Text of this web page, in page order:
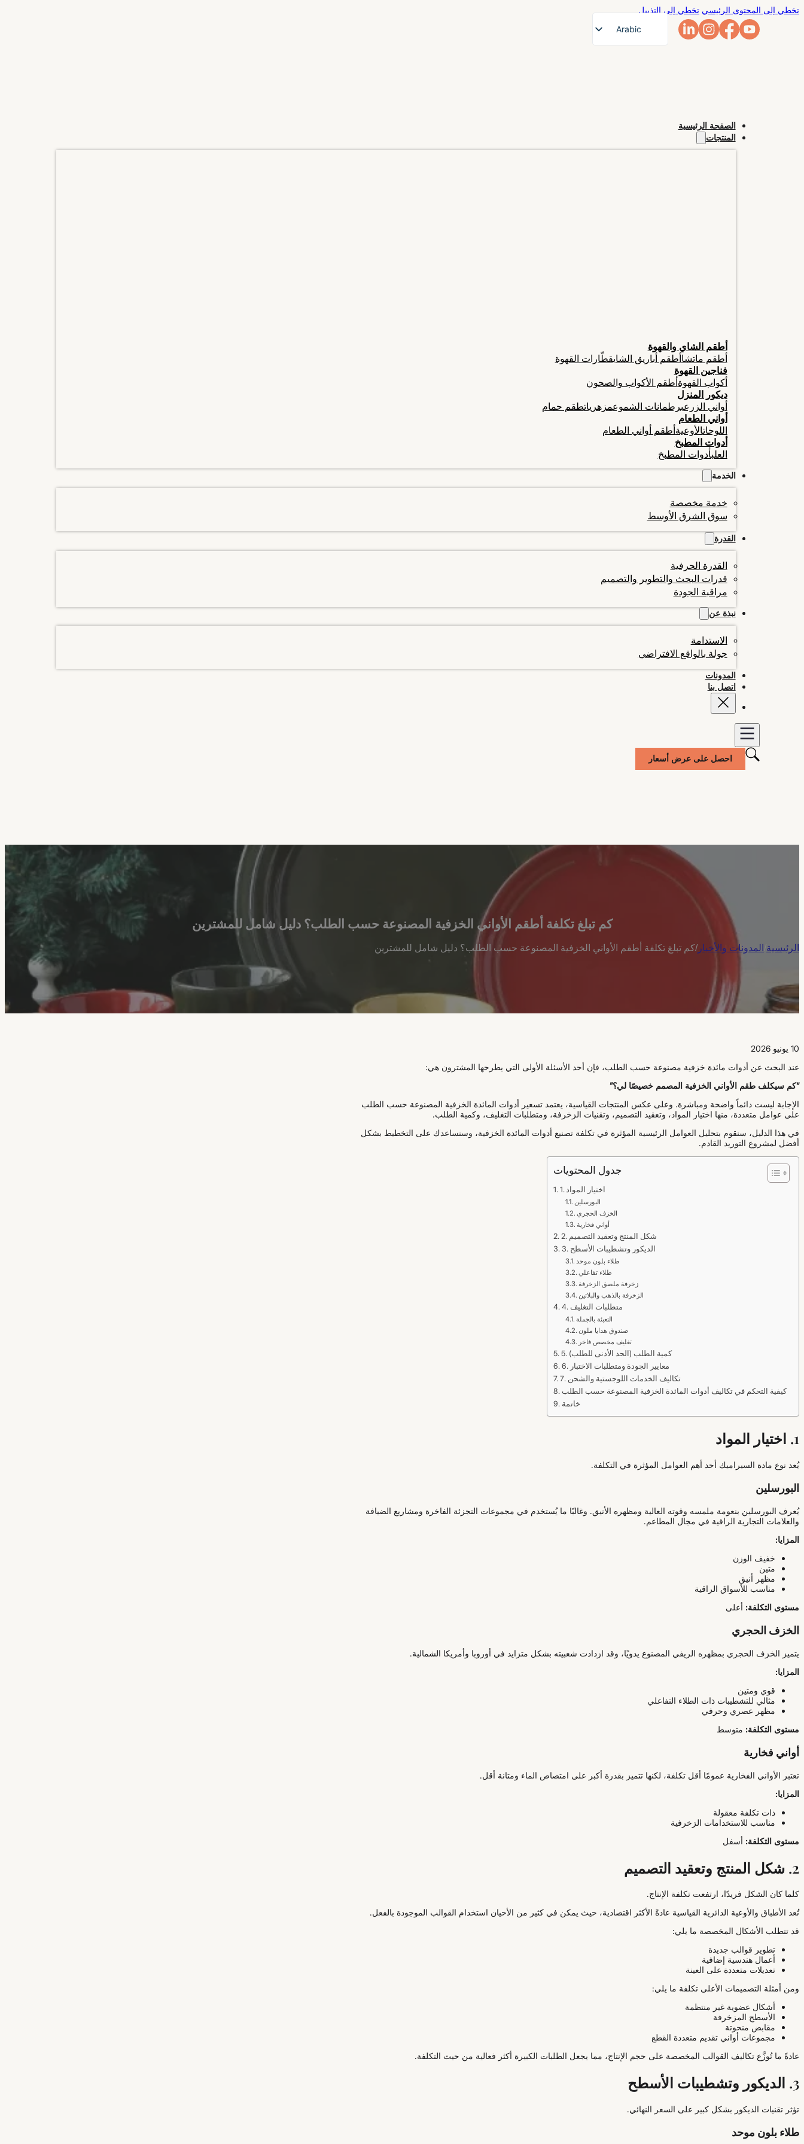
تخطي إلى المحتوى الرئيسي تخطي إلى التذييل
Arabic
Portuguese
الصفحة الرئيسية
المنتجات
أطقم الشاي والقهوة
أطقم ماتشاأطقم أباريق الشايقطّارات القهوة
فناجين القهوة
أكواب القهوةأطقم الأكواب والصحون
ديكور المنزل
أواني الزرعبرطمانات الشموعمزهرياتطقم حمام
أواني الطعام
اللوحاتالأوعيةأطقم أواني الطعام
أدوات المطبخ
العلبأدوات المطبخ
الخدمة
خدمة مخصصة
سوق الشرق الأوسط
القدرة
القدرة الحرفية
قدرات البحث والتطوير والتصميم
مراقبة الجودة
نبذة عن
الاستدامة
جولة بالواقع الافتراضي
المدونات
اتصل بنا
احصل على عرض أسعار
كم تبلغ تكلفة أطقم الأواني الخزفية المصنوعة حسب الطلب؟ دليل شامل للمشترين
الرئيسية المدونات والأخبار/كم تبلغ تكلفة أطقم الأواني الخزفية المصنوعة حسب الطلب؟ دليل شامل للمشترين
10 يونيو 2026
عند البحث عن أدوات مائدة خزفية مصنوعة حسب الطلب، فإن أحد الأسئلة الأولى التي يطرحها المشترون هي:
“كم سيكلف طقم الأواني الخزفية المصمم خصيصًا لي؟”
الإجابة ليست دائماً واضحة ومباشرة. وعلى عكس المنتجات القياسية، يعتمد تسعير أدوات المائدة الخزفية المصنوعة حسب الطلب
على عوامل متعددة، منها اختيار المواد، وتعقيد التصميم، وتقنيات الزخرفة، ومتطلبات التغليف، وكمية الطلب.
في هذا الدليل، سنقوم بتحليل العوامل الرئيسية المؤثرة في تكلفة تصنيع أدوات المائدة الخزفية، وسنساعدك على التخطيط بشكل
أفضل لمشروع التوريد القادم.
جدول المحتويات
1. اختيار المواد
البورسلين
الخزف الحجري
أواني فخارية
2. شكل المنتج وتعقيد التصميم
3. الديكور وتشطيبات الأسطح
طلاء بلون موحد
طلاء تفاعلي
زخرفة ملصق الزخرفة
الزخرفة بالذهب والبلاتين
4. متطلبات التغليف
التعبئة بالجملة
صندوق هدايا ملون
تغليف مخصص فاخر
5. كمية الطلب (الحد الأدنى للطلب)
6. معايير الجودة ومتطلبات الاختبار
7. تكاليف الخدمات اللوجستية والشحن
كيفية التحكم في تكاليف أدوات المائدة الخزفية المصنوعة حسب الطلب
خاتمة
1. اختيار المواد
يُعد نوع مادة السيراميك أحد أهم العوامل المؤثرة في التكلفة.
البورسلين
يُعرف البورسلين بنعومة ملمسه وقوته العالية ومظهره الأنيق. وغالبًا ما يُستخدم في مجموعات التجزئة الفاخرة ومشاريع الضيافة
والعلامات التجارية الراقية في مجال المطاعم.
المزايا:
خفيف الوزن
متين
مظهر أنيق
مناسب للأسواق الراقية
مستوى التكلفة: أعلى
الخزف الحجري
يتميز الخزف الحجري بمظهره الريفي المصنوع يدويًا، وقد ازدادت شعبيته بشكل متزايد في أوروبا وأمريكا الشمالية.
المزايا:
قوي ومتين
مثالي للتشطيبات ذات الطلاء التفاعلي
مظهر عصري وحرفي
مستوى التكلفة: متوسط
أواني فخارية
تعتبر الأواني الفخارية عمومًا أقل تكلفة، لكنها تتميز بقدرة أكبر على امتصاص الماء ومتانة أقل.
المزايا:
ذات تكلفة معقولة
مناسب للاستخدامات الزخرفية
مستوى التكلفة: أسفل
2. شكل المنتج وتعقيد التصميم
كلما كان الشكل فريدًا، ارتفعت تكلفة الإنتاج.
تُعد الأطباق والأوعية الدائرية القياسية عادةً الأكثر اقتصادية، حيث يمكن في كثير من الأحيان استخدام القوالب الموجودة بالفعل.
قد تتطلب الأشكال المخصصة ما يلي:
تطوير قوالب جديدة
أعمال هندسية إضافية
تعديلات متعددة على العينة
ومن أمثلة التصميمات الأعلى تكلفة ما يلي:
أشكال عضوية غير منتظمة
الأسطح المزخرفة
مقابض منحوتة
مجموعات أواني تقديم متعددة القطع
عادةً ما تُوزَّع تكاليف القوالب المخصصة على حجم الإنتاج، مما يجعل الطلبات الكبيرة أكثر فعالية من حيث التكلفة.
3. الديكور وتشطيبات الأسطح
تؤثر تقنيات الديكور بشكل كبير على السعر النهائي.
طلاء بلون موحد